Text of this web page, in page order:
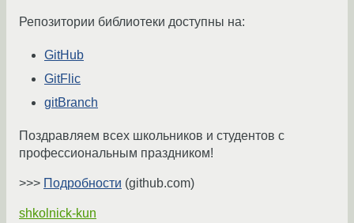
Репозитории библиотеки доступны на:
GitHub
GitFlic
gitBranch
Поздравляем всех школьников и студентов с
профессиональным праздником!
>>> Подробности (github.com)
shkolnick-kun